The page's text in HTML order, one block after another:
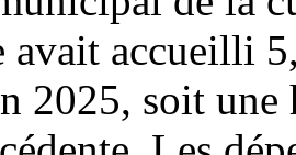
avait accueilli
2025, soit